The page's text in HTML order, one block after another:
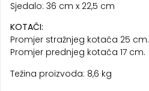
Sjedalo: 36 cm x 22,5 cm
KOTAČI:
Promjer stražnjeg kotača 25 cm.
Promjer prednjeg kotača 17 cm.
Težina proizvoda: 8,6 kg